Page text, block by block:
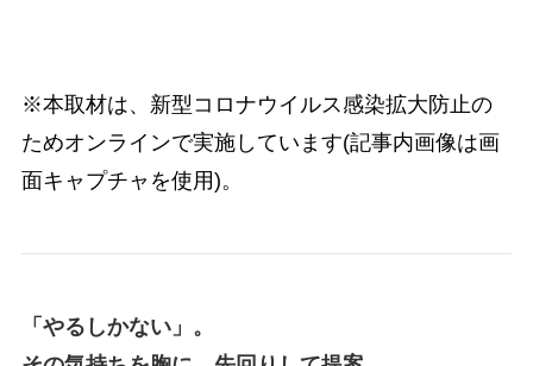
※本取材は、新型コロナウイルス感染拡大防止の
ためオンラインで実施しています(記事内画像は画
面キャプチャを使用)。
「やるしかない」。